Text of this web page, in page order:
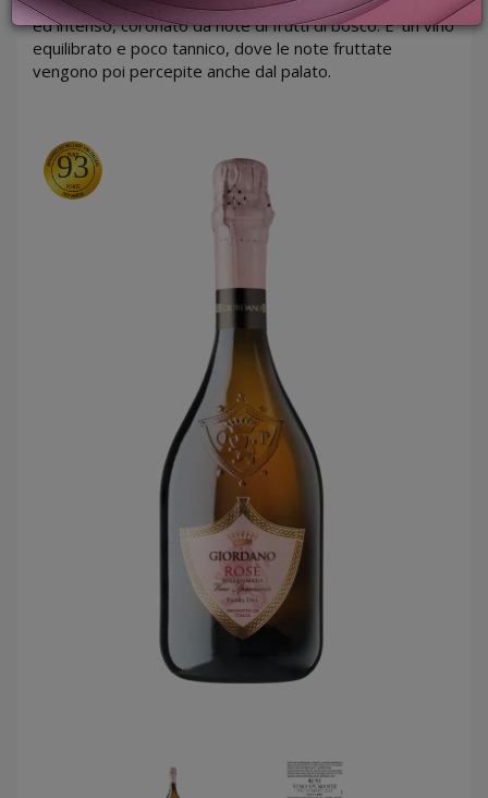
GIFT
CARD
ACCEDI
ed intenso, coronato da note di frutti di bosco. E’ un vino
equilibrato e poco tannico, dove le note fruttate
vengono poi percepite anche dal palato.
93